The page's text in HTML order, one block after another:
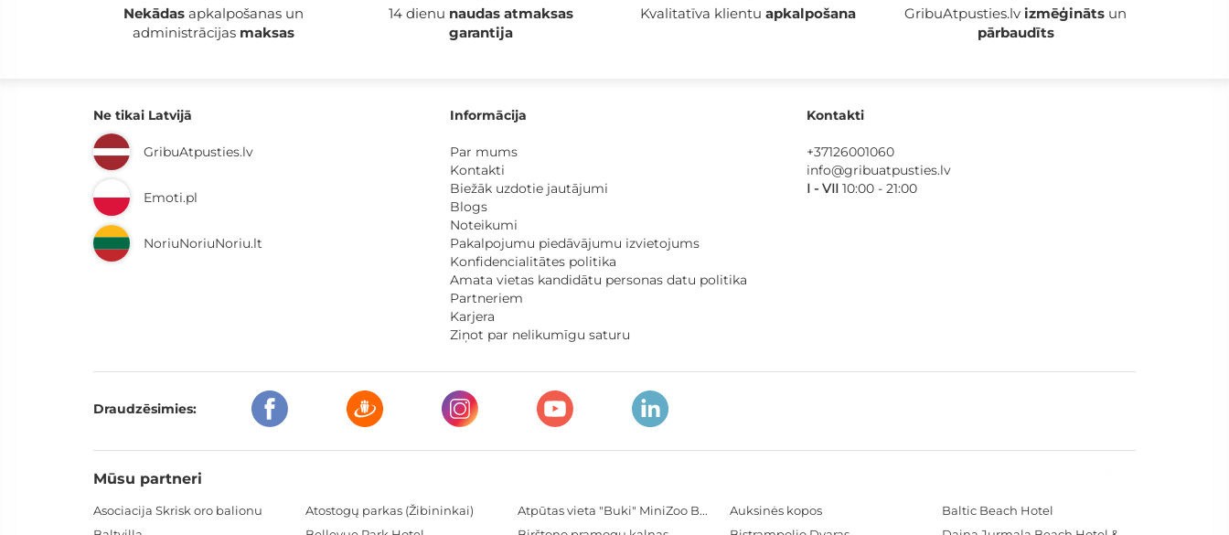
Nekādasapkalpošanas un
administrācijas maksas
14 dienu naudas atmaksas
garantija
Kvalitatīva klientuapkalpošana GribuAtpusties.lvizmēģināts un
pārbaudīts
Ne tikai Latvijā
GribuAtpusties.lv
Emoti.pl
NoriuNoriuNoriu.lt
Informācija
Par mums
Kontakti
Biežāk uzdotie jautājumi
Blogs
Noteikumi
Pakalpojumu piedāvājumu izvietojums
Konfidencialitātes politika
Amata vietas kandidātu personas datu politika
Partneriem
Karjera
Ziņot par nelikumīgu saturu
Kontakti
+37126001060
info@gribuatpusties.lv
I - VII 10:00 - 21:00
Draudzēsimies:
Mūsu partneri
Asociacija Skrisk oro balionu Atostogų parkas (Žibininkai) Atpūtas vieta "Buki" MiniZoo BUKS Auksinės kopos
Baltic Beach Hotel